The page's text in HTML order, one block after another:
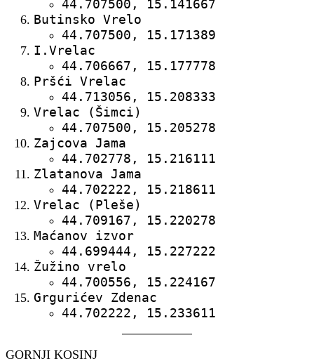
44.707500, 15.141667
Butinsko Vrelo
44.707500, 15.171389
I.Vrelac
44.706667, 15.177778
Pršći Vrelac
44.713056, 15.208333
Vrelac (Šimci)
44.707500, 15.205278
Zajcova Jama
44.702778, 15.216111
Zlatanova Jama
44.702222, 15.218611
Vrelac (Pleše)
44.709167, 15.220278
Maćanov izvor
44.699444, 15.227222
Žužino vrelo
44.700556, 15.224167
Grgurićev Zdenac
44.702222, 15.233611
GORNJI KOSINJ